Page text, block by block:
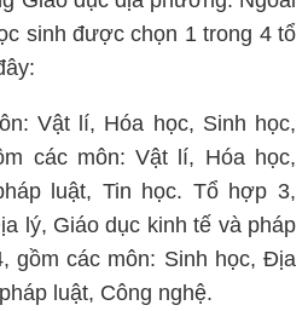
sinh được chọn 1 trong 4 tổ
Vật lí, Hóa học, Sinh học,
các môn: Vật lí, Hóa học,
luật, Tin học. Tổ hợp 3,
lý, Giáo dục kinh tế và pháp
gồm các môn: Sinh học, Địa
luật, Công nghệ.